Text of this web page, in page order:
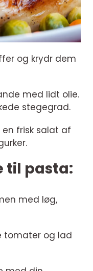
og krydr dem
med lidt olie.
stegegrad.
frisk salat af
til pasta:
med løg,
tomater og lad